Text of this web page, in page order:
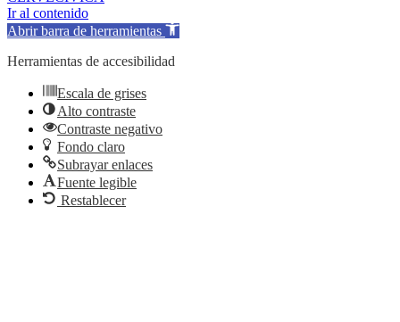
Ir al contenido
Abrir barra de herramientas
Herramientas de accesibilidad
Escala de grises
Alto contraste
Contraste negativo
Fondo claro
Subrayar enlaces
Fuente legible
Restablecer